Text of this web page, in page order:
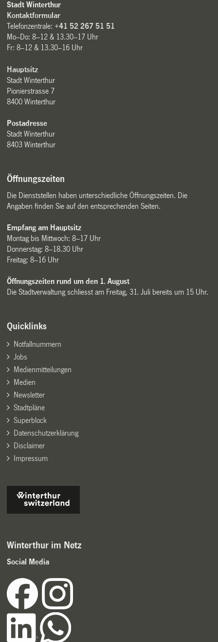
Stadt Winterthur
Kontaktformular
Telefonzentrale:+41 52 267 51 51
Mo–Do: 8–12 & 13.30–17 Uhr
Fr: 8–12 & 13.30–16 Uhr
Hauptsitz
Stadt Winterthur
Pionierstrasse 7
8400 Winterthur
Postadresse
Stadt Winterthur
8403 Winterthur
Öffnungszeiten
Die Dienststellen haben unterschiedliche Öffnungszeiten. Die
Angaben finden Sie auf den entsprechenden Seiten.
Empfang am Hauptsitz
Montag bis Mittwoch: 8–17 Uhr
Donnerstag: 8–18.30 Uhr
Freitag: 8–16 Uhr
Öffnungszeiten rund um den 1. August
Die Stadtverwaltung schliesst am Freitag, 31. Juli bereits um 15 Uhr.
Quicklinks
Notfallnummern
Jobs
Medienmitteilungen
Medien
Newsletter
Stadtpläne
Superblock
Datenschutzerklärung
Disclaimer
Impressum
Winterthur im Netz
Social Media